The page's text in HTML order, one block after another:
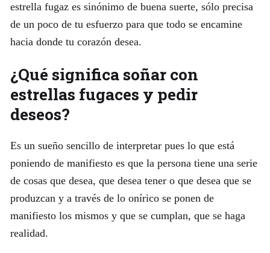
estrella fugaz es sinónimo de buena suerte, sólo precisa
de un poco de tu esfuerzo para que todo se encamine
hacia donde tu corazón desea.
¿Qué significa soñar con
estrellas fugaces y pedir
deseos?
Es un sueño sencillo de interpretar pues lo que está
poniendo de manifiesto es que la persona tiene una serie
de cosas que desea, que desea tener o que desea que se
produzcan y a través de lo onírico se ponen de
manifiesto los mismos y que se cumplan, que se haga
realidad.